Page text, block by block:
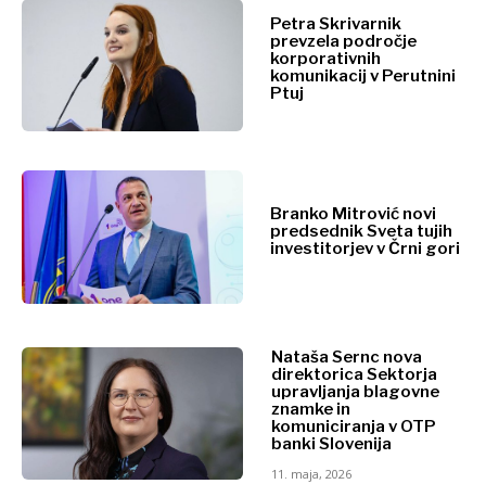
Telekom
Trajnost
Transport
Trgovina
Analize
Svet
Analiza
Intervju
Imenovanja
Odkrijte
Transport
Trgovina
Intervju
Mnenje
Svet
Analiza
Odkrijte
Novice
Dogodki
Petra Skrivarnik
prevzela področje
korporativnih
komunikacij v Perutnini
Ptuj
Branko Mitrović novi
predsednik Sveta tujih
investitorjev v Črni gori
Nataša Sernc nova
direktorica Sektorja
upravljanja blagovne
znamke in
komuniciranja v OTP
banki Slovenija
11. maja, 2026